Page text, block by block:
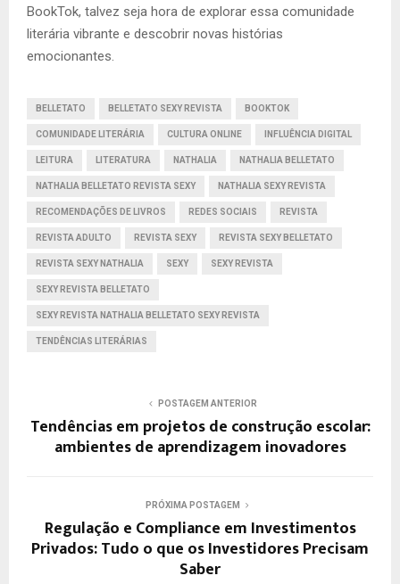
BookTok, talvez seja hora de explorar essa comunidade
literária vibrante e descobrir novas histórias
emocionantes.
BELLETATO BELLETATO SEXY REVISTA BOOKTOK
COMUNIDADE LITERÁRIA CULTURA ONLINE INFLUÊNCIA DIGITAL
LEITURA LITERATURA NATHALIA NATHALIA BELLETATO
NATHALIA BELLETATO REVISTA SEXY NATHALIA SEXY REVISTA
RECOMENDAÇÕES DE LIVROS REDES SOCIAIS REVISTA
REVISTA ADULTO REVISTA SEXY REVISTA SEXY BELLETATO
REVISTA SEXY NATHALIA SEXY SEXY REVISTA
SEXY REVISTA BELLETATO
SEXY REVISTA NATHALIA BELLETATO SEXY REVISTA
TENDÊNCIAS LITERÁRIAS
POSTAGEM ANTERIOR
Tendências em projetos de construção escolar:
ambientes de aprendizagem inovadores
PRÓXIMA POSTAGEM
Regulação e Compliance em Investimentos
Privados: Tudo o que os Investidores Precisam
Saber